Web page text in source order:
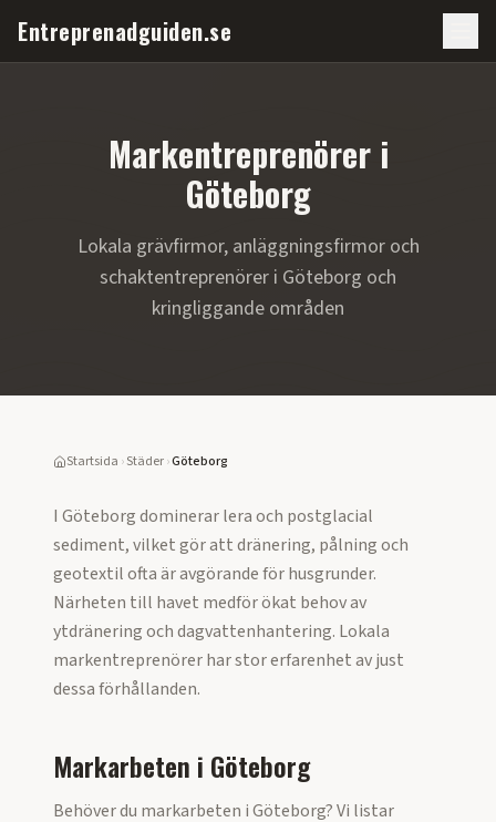
Entreprenadguiden.se
Markentreprenörer i
Göteborg
Lokala grävfirmor, anläggningsfirmor och
schaktentreprenörer i Göteborg och
kringliggande områden
Startsida ›Städer›Göteborg
I Göteborg dominerar lera och postglacial
sediment, vilket gör att dränering, pålning och
geotextil ofta är avgörande för husgrunder.
Närheten till havet medför ökat behov av
ytdränering och dagvattenhantering. Lokala
markentreprenörer har stor erfarenhet av just
dessa förhållanden.
Markarbeten i Göteborg
Behöver du markarbeten iGöteborg? Vi listar